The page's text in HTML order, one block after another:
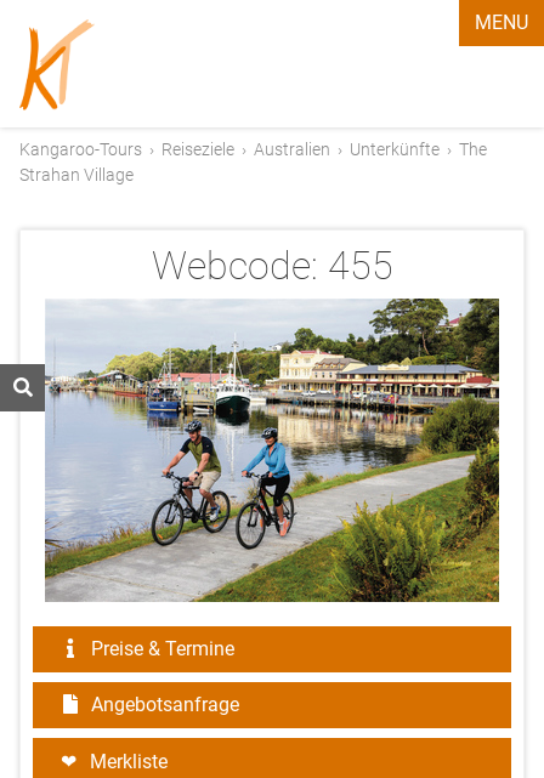
MENU
Kangaroo-Tours › Reiseziele › Australien › Unterkünfte › The
Strahan Village
Webcode: 455
Preise & Termine
Angebotsanfrage
Merkliste